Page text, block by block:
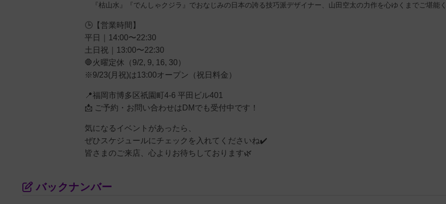
『枯山水』『でんしゃクジラ』でおなじみの日本の誇る技巧派デザイナー、山田空太の力作を心ゆくまでご堪能
🕒【営業時間】
平日｜14:00〜22:30
土日祝｜13:00〜22:30
🛑火曜定休（9/2, 9, 16, 30）
※9/23(月祝)は13:00オープン（祝日料金）
📍福岡市博多区祇園町4-6 平田ビル401
📩 ご予約・お問い合わせはDMでも受付中です！
気になるイベントがあったら、
ぜひスケジュールにチェックを入れてくださいね✔️
皆さまのご来店、心よりお待ちしております🌿
バックナンバー